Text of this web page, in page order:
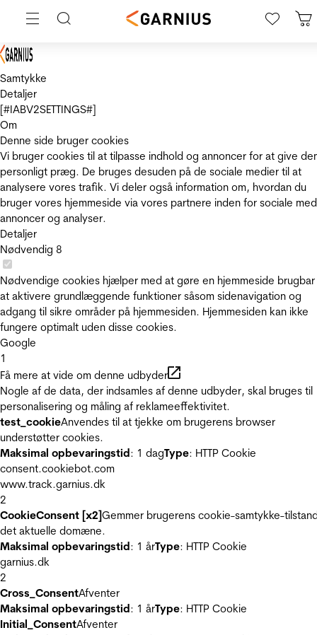
Samtykke
Detaljer
[#IABV2SETTINGS#]
Om
Denne side bruger cookies
Vi bruger cookies til at tilpasse indhold og annoncer for at give
personligt præg. De bruges desuden på de sociale medier til at
analysere vores trafik. Vi deler også information om, hvordan du
bruger vores hjemmeside via vores partnere inden for sociale
annoncer og analyser.
Detaljer
Nødvendig 8
Nødvendige cookies hjælper med at gøre en hjemmeside
at aktivere grundlæggende funktioner såsom sidenavigation og
adgang til sikre områder på hjemmesiden. Hjemmesiden kan ikke
fungere optimalt uden disse cookies.
Google
1
Få mere at vide om denne udbyder
Nogle af de data, der indsamles af denne udbyder, skal bruges til
personalisering og måling af reklameeffektivitet.
test_cookieAnvendes til at tjekke om brugerens browser
understøtter cookies.
Maksimal opbevaringstid: 1 dagType: HTTP Cookie
consent.cookiebot.com
www.track.garnius.dk
2
CookieConsent [x2]Gemmer brugerens cookie-samtykke-
det aktuelle domæne.
Maksimal opbevaringstid: 1 årType: HTTP Cookie
garnius.dk
2
Cross_ConsentAfventer
Maksimal opbevaringstid: 1 årType: HTTP Cookie
Initial_ConsentAfventer